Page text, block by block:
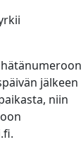
jälkeen
niin